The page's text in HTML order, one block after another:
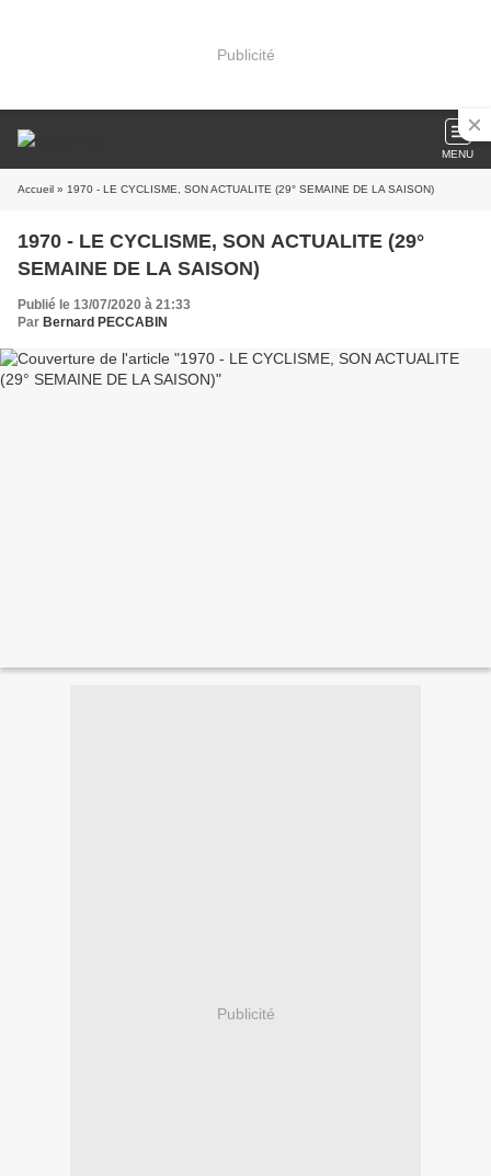
Publicité
MENU
Accueil » 1970 - LE CYCLISME, SON ACTUALITE (29° SEMAINE DE LA SAISON)
1970 - LE CYCLISME, SON ACTUALITE (29°
SEMAINE DE LA SAISON)
Publié le 13/07/2020 à 21:33
Par Bernard PECCABIN
Publicité